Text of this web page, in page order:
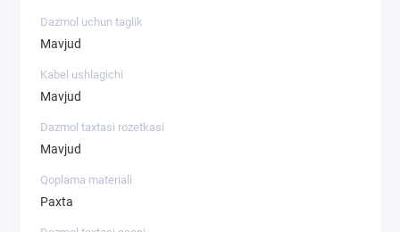
Dazmol uchun taglik
Mavjud
Kabel ushlagichi
Mavjud
Dazmol taxtasi rozetkasi
Mavjud
Qoplama materiali
Paxta